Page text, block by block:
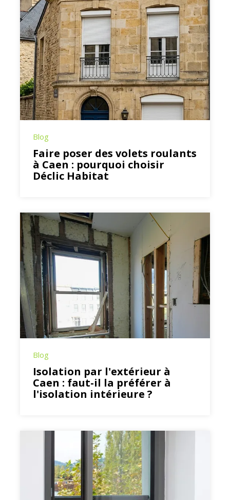
Blog
Faire poser des volets roulants
à Caen : pourquoi choisir
Déclic Habitat
Blog
Isolation par l'extérieur à
Caen : faut-il la préférer à
l'isolation intérieure ?